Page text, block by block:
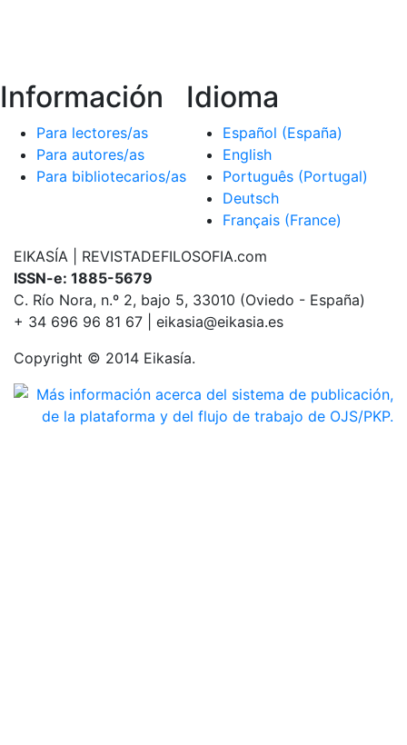
Información
Para lectores/as
Para autores/as
Para bibliotecarios/as
Idioma
Español (España)
English
Português (Portugal)
Deutsch
Français (France)
EIKASÍA | REVISTADEFILOSOFIA.com
ISSN-e: 1885-5679
C. Río Nora, n.º 2, bajo 5, 33010 (Oviedo - España)
+ 34 696 96 81 67 | eikasia@eikasia.es
Copyright © 2014 Eikasía.